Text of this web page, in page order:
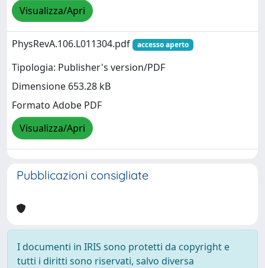
Visualizza/Apri
PhysRevA.106.L011304.pdf accesso aperto
Tipologia: Publisher's version/PDF
Dimensione 653.28 kB
Formato Adobe PDF
Visualizza/Apri
Pubblicazioni consigliate
I documenti in IRIS sono protetti da copyright e
tutti i diritti sono riservati, salvo diversa